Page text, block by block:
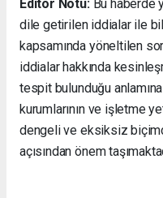
Editör Notu:Bu haberde
dile getirilen iddialar ile
kapsamında yöneltilen
iddialar hakkında
tespit bulunduğu
kurumlarının ve işletme
dengeli ve eksiksiz
açısından önem